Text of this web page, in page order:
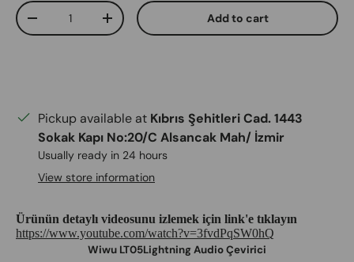
Qty
Decrease quantityIncrease quantity Add to cart
Pickup available at Kıbrıs Şehitleri Cad. 1443
Sokak Kapı No:20/C Alsancak Mah/ İzmir
Usually ready in 24 hours
View store information
Ürünün detaylı videosunu izlemek için link'e tıklayın
https://www.youtube.com/watch?v=3fvdPqSW0hQ
Wiwu LT05Lightning Audio Çevirici